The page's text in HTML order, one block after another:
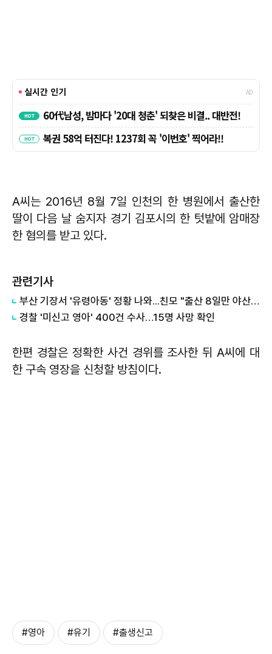
A씨는 2016년 8월 7일 인천의 한 병원에서 출산한
딸이 다음 날 숨지자 경기 김포시의 한 텃밭에 암매장
한 혐의를 받고 있다.
관련기사
​부산 기장서 '유령아동' 정황 나와...친모 "출산 8일만 야산에 암매장"
경찰 '미신고 영아' 400건 수사…15명 사망 확인
한편 경찰은 정확한 사건 경위를 조사한 뒤 A씨에 대
한 구속 영장을 신청할 방침이다.
#영아 #유기 #출생신고